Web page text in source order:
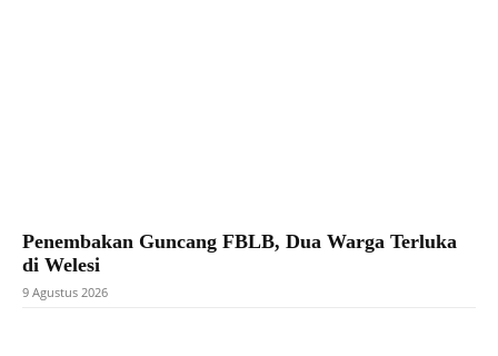
Penembakan Guncang FBLB, Dua Warga Terluka
di Welesi
9 Agustus 2026